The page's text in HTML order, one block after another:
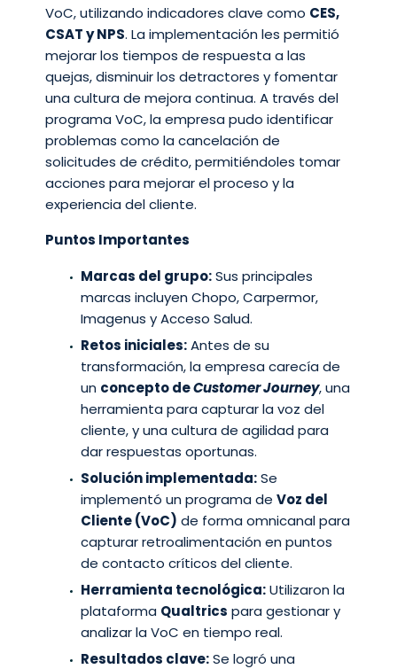
VoC, utilizando indicadores clave como CES,
CSAT y NPS. La implementación les permitió
mejorar los tiempos de respuesta a las
quejas, disminuir los detractores y fomentar
una cultura de mejora continua. A través del
programa VoC, la empresa pudo identificar
problemas como la cancelación de
solicitudes de crédito, permitiéndoles tomar
acciones para mejorar el proceso y la
experiencia del cliente.
Puntos Importantes
Marcas del grupo:Sus principales
marcas incluyen Chopo, Carpermor,
Imagenus y Acceso Salud.
Retos iniciales:Antes de su
transformación, la empresa carecía de
un concepto deCustomer Journey, una
herramienta para capturar la voz del
cliente, y una cultura de agilidad para
dar respuestas oportunas.
Solución implementada:Se
implementó un programa de Voz del
Cliente (VoC) de forma omnicanal para
capturar retroalimentación en puntos
de contacto críticos del cliente.
Herramienta tecnológica:Utilizaron la
plataforma Qualtrics para gestionar y
analizar la VoC en tiempo real.
Resultados clave:Se logró una